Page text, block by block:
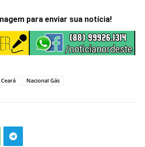
para enviar sua notícia!
Nacional Gás